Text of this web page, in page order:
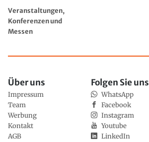
Veranstaltungen,
Konferenzen und
Messen
Über uns
Impressum
Team
Werbung
Kontakt
AGB
Folgen Sie uns
WhatsApp
Facebook
Instagram
Youtube
LinkedIn